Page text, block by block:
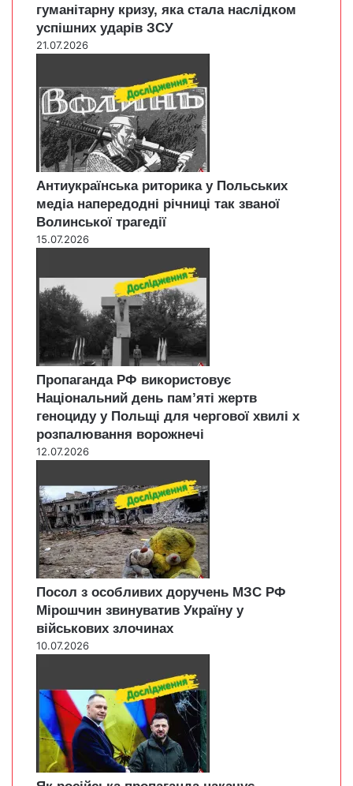
гуманітарну кризу, яка стала наслідком
успішних ударів ЗСУ
21.07.2026
Антиукраїнська риторика у Польських
медіа напередодні річниці так званої
Волинської трагедії
15.07.2026
Пропаганда РФ використовує
Національний день пам’яті жертв
геноциду у Польщі для чергової хвилі х
розпалювання ворожнечі
12.07.2026
Посол з особливих доручень МЗС РФ
Мірошчин звинуватив Україну у
військових злочинах
10.07.2026